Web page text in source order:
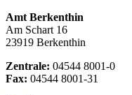
Amt Berkenthin
Am Schart 16
23919 Berkenthin
Zentrale: 04544 8001-0
Fax: 04544 8001-31